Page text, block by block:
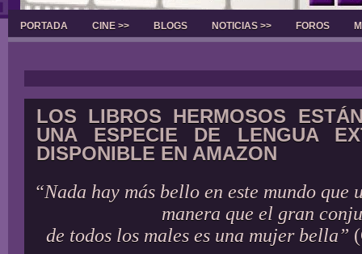
PORTADA CINE >> BLOGS NOTICIAS >> FOROS
LOS LIBROS HERMOSOS
UNA ESPECIE DE LENGUA
DISPONIBLE EN AMAZON
“Nada hay más bello en este mundo que
manera que el gran
de todos los males es una mujer bella”